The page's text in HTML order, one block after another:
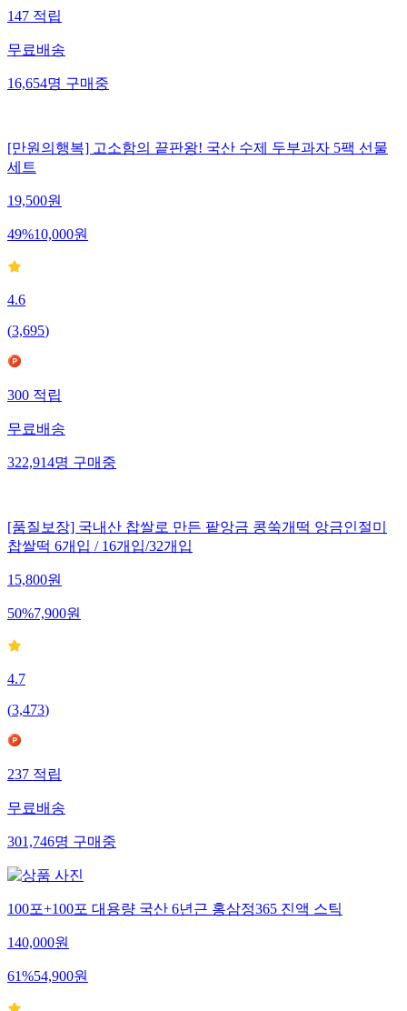
147적립
무료배송
16,654명구매중
[만원의행복] 고소함의 끝판왕! 국산 수제 두부과자 5팩 선물
세트
19,500원
49%10,000원
4.6
(3,695)
300적립
무료배송
322,914명구매중
[품질보장] 국내산 찹쌀로 만든 팥앙금 콩쑥개떡 앙금인절미
찹쌀떡 6개입 / 16개입/32개입
15,800원
50%7,900원
4.7
(3,473)
237적립
무료배송
301,746명구매중
100포+100포 대용량 국산 6년근 홍삼정365 진액 스틱
140,000원
61%54,900원